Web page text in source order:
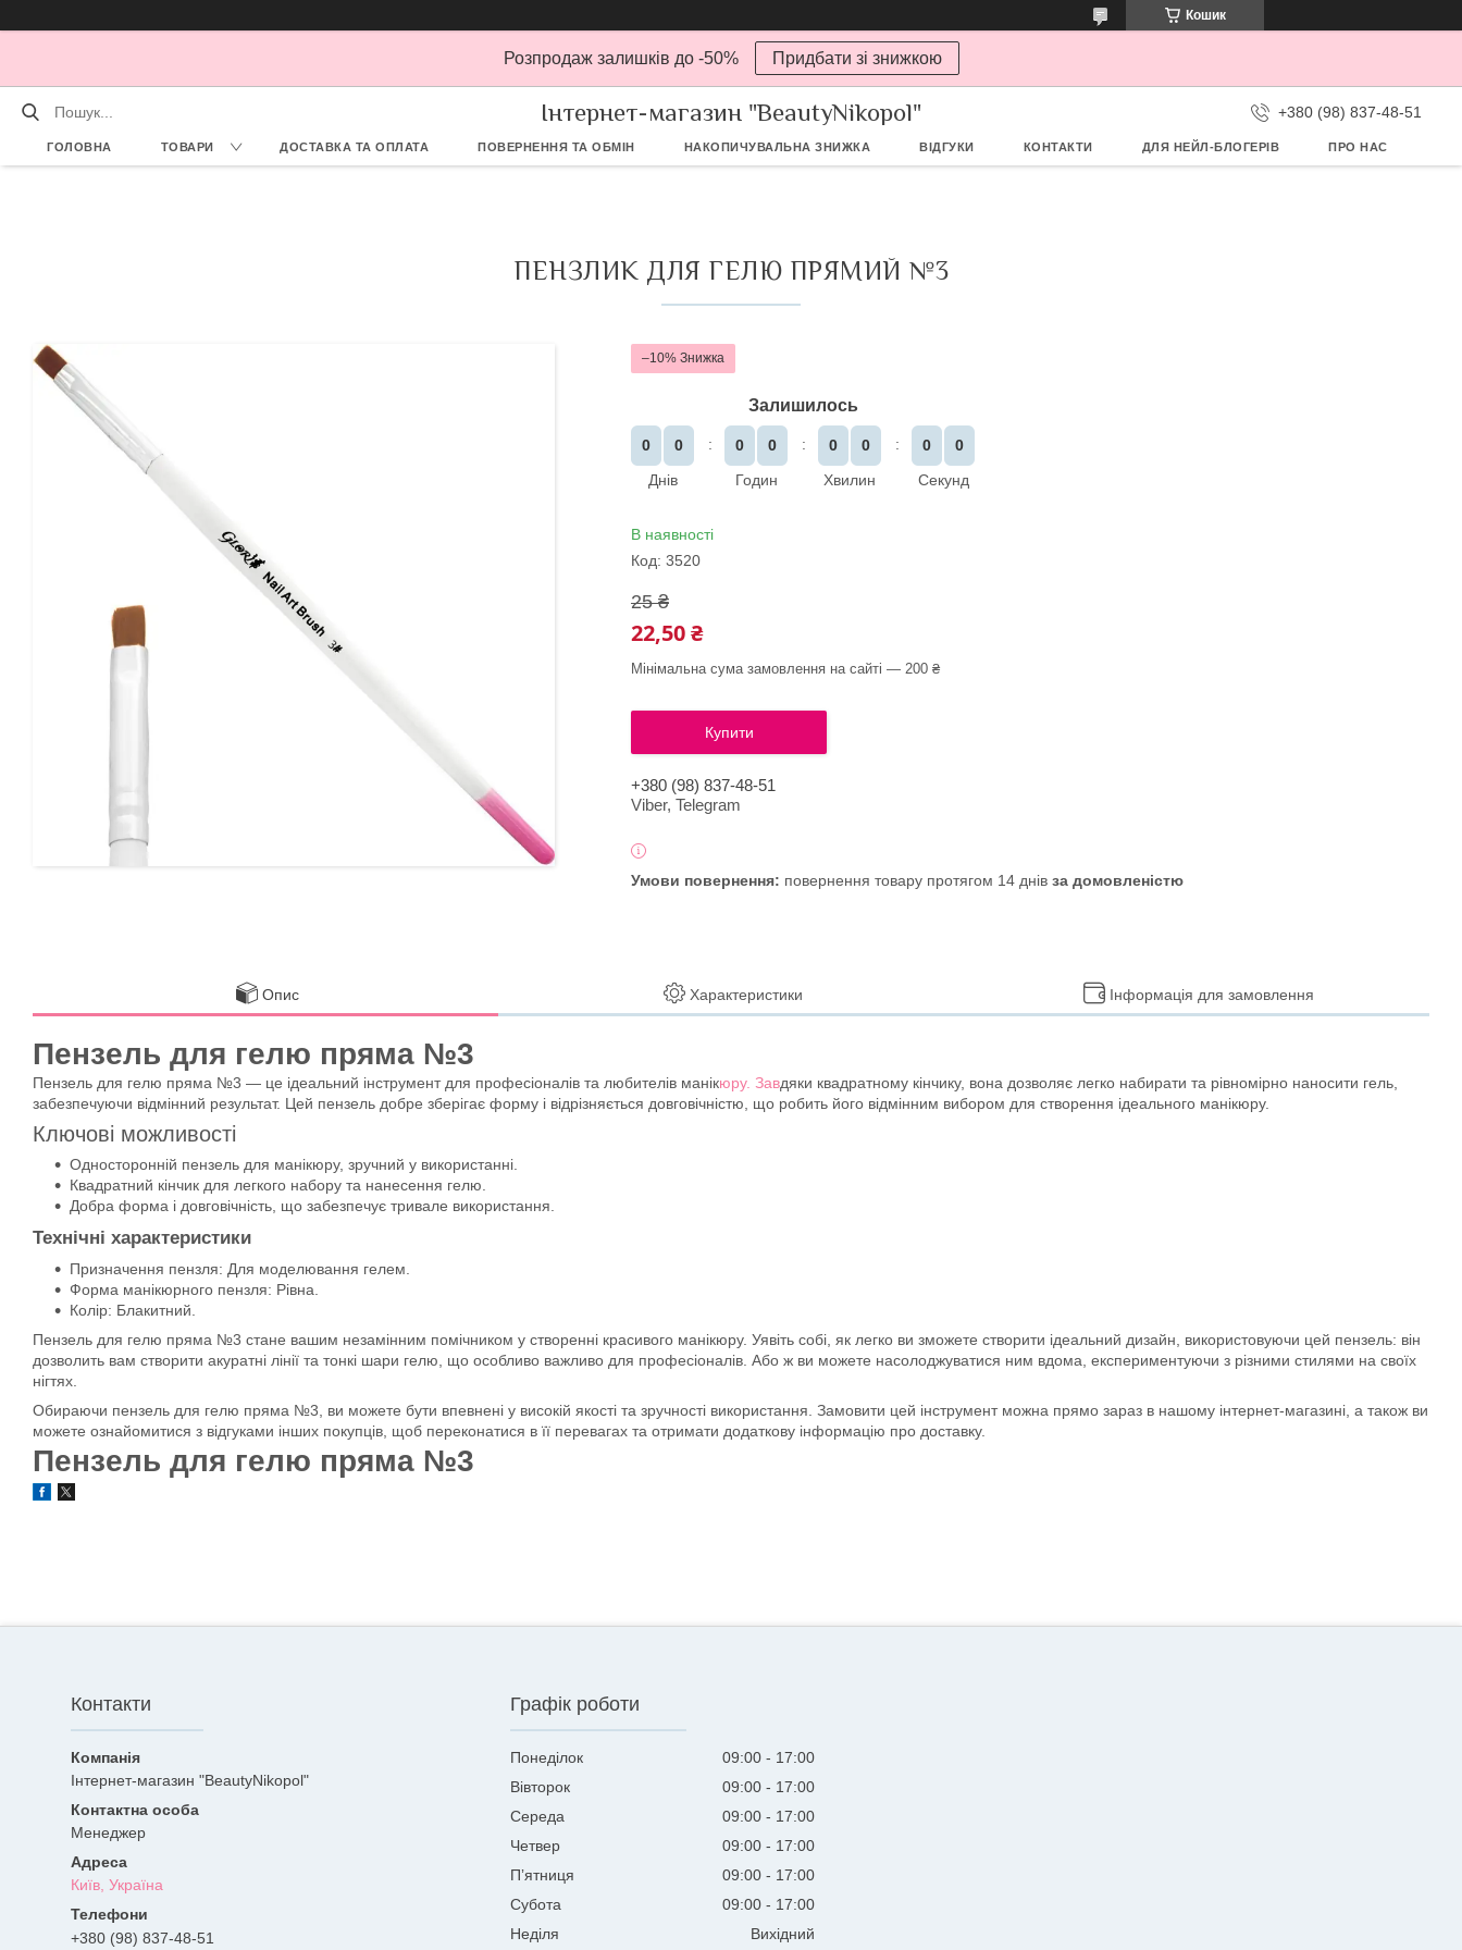
Кошик
Розпродаж залишків до -50% Придбати зі знижкою
Інтернет-магазин "BeautyNikopol" +380 (98) 837-48-51
ГОЛОВНА ТОВАРИ ДОСТАВКА ТА ОПЛАТА ПОВЕРНЕННЯ ТА ОБМІН НАКОПИЧУВАЛЬНА ЗНИЖКА ВІДГУКИ КОНТАКТИ ДЛЯ НЕЙЛ-БЛОГЕРІВ ПРО НАС
ПЕНЗЛИК ДЛЯ ГЕЛЮ ПРЯМИЙ №3
–10%
Залишилось
0
0
Днів
0
0
Годин
0
0
Хвилин
0
0
Секунд
В наявності
Код: 3520
25 ₴
22,50 ₴
Мінімальна сума замовлення на сайті — 200 ₴
Купити
+380 (98) 837-48-51
Viber, Telegram
повернення товару протягом 14 днів за домовленістю
Опис Характеристики Інформація для замовлення
Пензель для гелю пряма №3
Пензель для гелю пряма №3 — це ідеальний інструмент для професіоналів та любителів манікюру. Завдяки квадратному кінчику, вона дозволяє легко набирати та рівномірно наносити гель,
забезпечуючи відмінний результат. Цей пензель добре зберігає форму і відрізняється довговічністю, що робить його відмінним вибором для створення ідеального манікюру.
Ключові можливості
Односторонній пензель для манікюру, зручний у використанні.
Квадратний кінчик для легкого набору та нанесення гелю.
Добра форма і довговічність, що забезпечує тривале використання.
Технічні характеристики
Призначення пензля: Для моделювання гелем.
Форма манікюрного пензля: Рівна.
Колір: Блакитний.
Пензель для гелю пряма №3 стане вашим незамінним помічником у створенні красивого манікюру. Уявіть собі, як легко ви зможете створити ідеальний дизайн, використовуючи цей пензель: він
дозволить вам створити акуратні лінії та тонкі шари гелю, що особливо важливо для професіоналів. Або ж ви можете насолоджуватися ним вдома, експериментуючи з різними стилями на своїх
нігтях.
Обираючи пензель для гелю пряма №3, ви можете бути впевнені у високій якості та зручності використання. Замовити цей інструмент можна прямо зараз в нашому інтернет-магазині, а також ви
можете ознайомитися з відгуками інших покупців, щоб переконатися в її перевагах та отримати додаткову інформацію про доставку.
Пензель для гелю пряма №3
Контакти
Інтернет-магазин "BeautyNikopol"
Менеджер
Київ, Україна
+380 (98) 837-48-51
Графік роботи
Понеділок 09:00
17:00
Вівторок
09:00
17:00
Середа
09:00
17:00
Четвер
09:00
17:00
Пʼятниця
09:00
17:00
Субота
09:00
17:00
Неділя
Вихідний